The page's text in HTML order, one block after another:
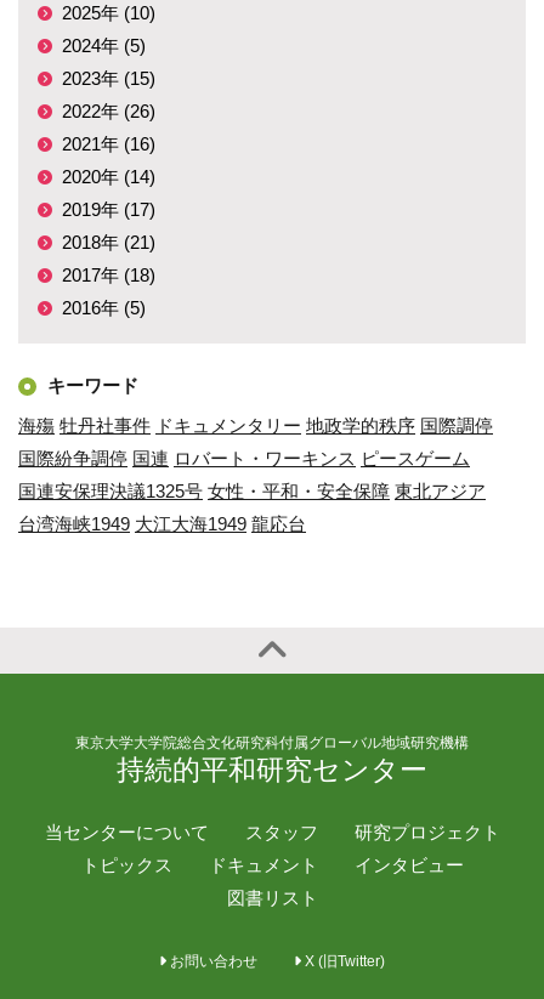
2025年 (10)
2024年 (5)
2023年 (15)
2022年 (26)
2021年 (16)
2020年 (14)
2019年 (17)
2018年 (21)
2017年 (18)
2016年 (5)
キーワード
海殤 牡丹社事件 ドキュメンタリー 地政学的秩序 国際調停
国際紛争調停 国連 ロバート・ワーキンス ピースゲーム
国連安保理決議1325号 女性・平和・安全保障 東北アジア
台湾海峡1949 大江大海1949 龍応台
東京大学大学院総合文化研究科付属グローバル地域研究機構
持続的平和研究センター
当センターについて スタッフ
研究プロジェクト
トピックス
ドキュメント
インタビュー
図書リスト
お問い合わせ X (旧Twitter)